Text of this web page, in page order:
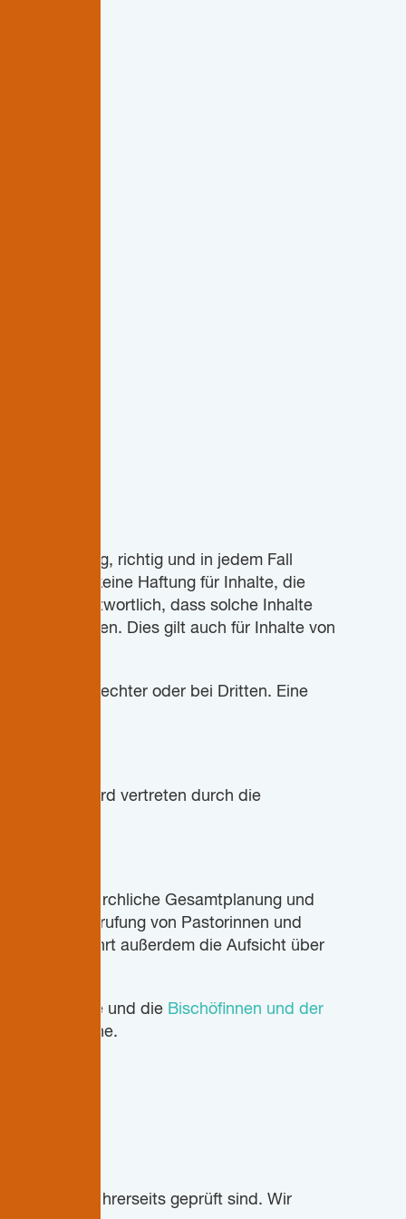
vollständig, richtig und in jedem Fall
Nordkirche keine Haftung für Inhalte, die
dafür verantwortlich, dass solche Inhalte
eingreifen. Dies gilt auch für Inhalte von
und Geschlechter oder bei Dritten. Eine
Sie wird vertreten durch die
kirchliche Gesamtplanung und
oder Berufung von Pastorinnen und
führt außerdem die Aufsicht über
Nordkirche und die Bischöfinnen und der
Vorsitz inne.
und ihrerseits geprüft sind. Wir